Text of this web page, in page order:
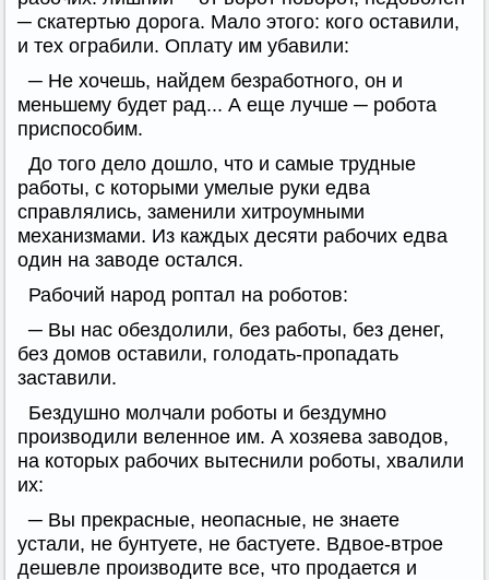
─ скатертью дорога. Мало этого: кого оставили,
и тех ограбили. Оплату им убавили:
─ Не хочешь, найдем безработного, он и
меньшему будет рад... А еще лучше ─ робота
приспособим.
До того дело дошло, что и самые трудные
работы, с которыми умелые руки едва
справлялись, заменили хитроумными
механизмами. Из каждых десяти рабочих едва
один на заводе остался.
Рабочий народ роптал на роботов:
─ Вы нас обездолили, без работы, без денег,
без домов оставили, голодать-пропадать
заставили.
Бездушно молчали роботы и бездумно
производили веленное им. А хозяева заводов,
на которых рабочих вытеснили роботы, хвалили
их:
─ Вы прекрасные, неопасные, не знаете
устали, не бунтуете, не бастуете. Вдвое-втрое
дешевле производите все, что продается и